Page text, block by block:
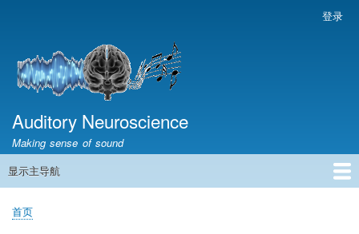
主
登录
Auditory Neuroscience
Making sense of sound
主
航
显示主导航
首页
声学与信号处理
The Ear
Pitch
Vocalizations and speech
Spatial Hearing
Scene Analysis
Development, Learning & Plasticity
Prosthetics
The Book
面
首页